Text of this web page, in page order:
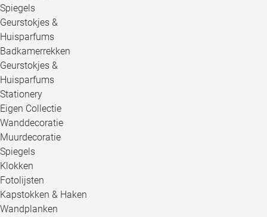
Spiegels
Geurstokjes &
Huisparfums
Badkamerrekken
Geurstokjes &
Huisparfums
Stationery
Eigen Collectie
Wanddecoratie
Muurdecoratie
Spiegels
Klokken
Fotolijsten
Kapstokken & Haken
Wandplanken